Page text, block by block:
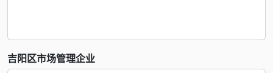
吉阳区市场管理企业